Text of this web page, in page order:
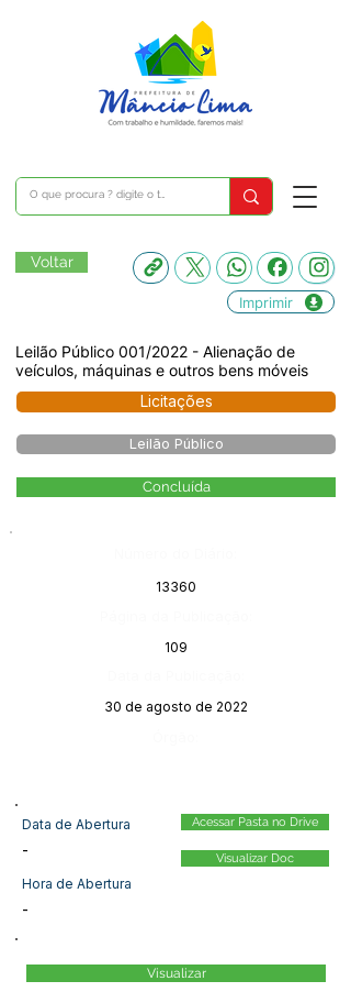
Voltar
Imprimir
Leilão Público 001/2022 - Alienação de
veículos, máquinas e outros bens móveis
Licitações
Leilão Público
Concluída
13360
109
30 de agosto de 2022
Data de Abertura
-
Hora de Abertura
-
Acessar Pasta no Drive
Visualizar Doc
Visualizar